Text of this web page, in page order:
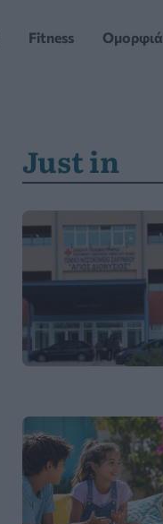
Fitness Ομορφιά
Just in